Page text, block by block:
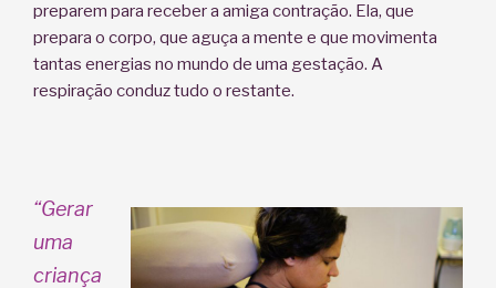
preparem para receber a amiga contração. Ela, que
prepara o corpo, que aguça a mente e que movimenta
tantas energias no mundo de uma gestação. A
respiração conduz tudo o restante.
“Gerar
uma
criança